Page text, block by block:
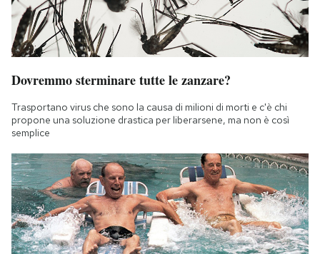
Dovremmo sterminare tutte le zanzare?
Trasportano virus che sono la causa di milioni di morti e c'è chi
propone una soluzione drastica per liberarsene, ma non è così
semplice